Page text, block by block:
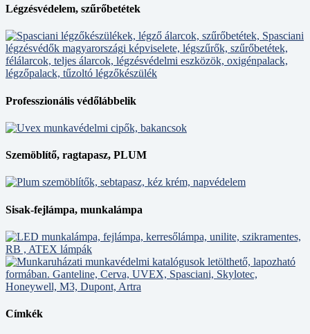
Légzésvédelem, szűrőbetétek
Professzionális védőlábbelik
Szemöblítő, ragtapasz, PLUM
Sisak-fejlámpa, munkalámpa
Címkék